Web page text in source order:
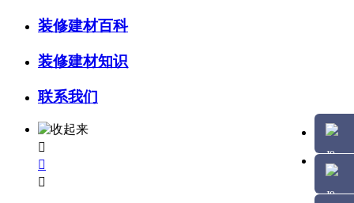
装修建材百科
装修建材知识
联系我们


